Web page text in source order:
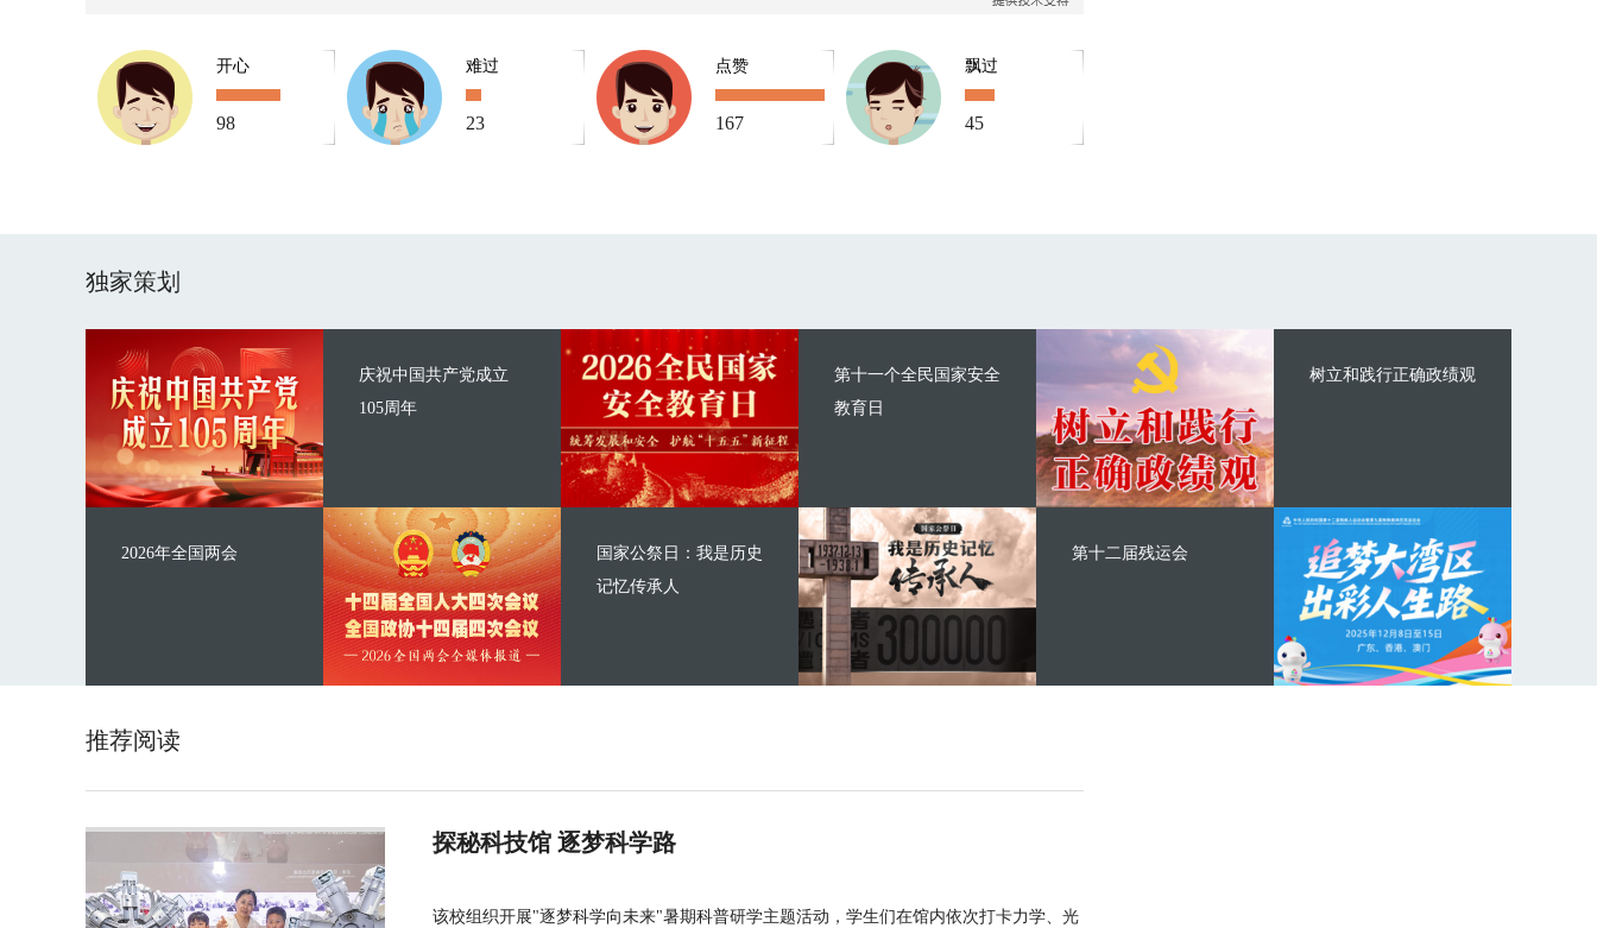
开心
98
难过
23
点赞
167
飘过
45
独家策划
庆祝中国共产党成立
105周年
2026年全国两会
第十一个全民国家安全
教育日
国家公祭日：我是历史
记忆传承人
树立和践行正确政绩观
第十二届残运会
推荐阅读
探秘科技馆 逐梦科学路
该校组织开展"逐梦科学向未来"暑期科普研学主题活动，学生们在馆内依次打卡力学、光